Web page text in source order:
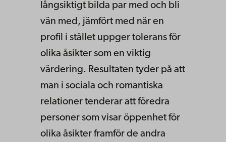
långsiktigt bilda par med och bli
vän med, jämfört med när en
profil i stället uppger tolerans för
olika åsikter som en viktig
värdering. Resultaten tyder på att
man i sociala och romantiska
relationer tenderar att föredra
personer som visar öppenhet för
olika åsikter framför de andra